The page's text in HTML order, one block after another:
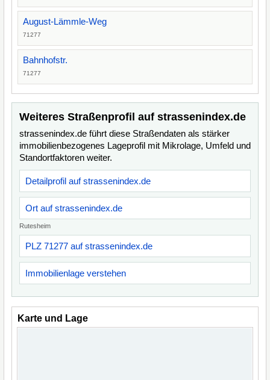
August-Lämmle-Weg
71277
Bahnhofstr.
71277
Weiteres Straßenprofil auf strassenindex.de
strassenindex.de führt diese Straßendaten als stärker
immobilienbezogenes Lageprofil mit Mikrolage, Umfeld und
Standortfaktoren weiter.
Detailprofil auf strassenindex.de
Ort auf strassenindex.de
Rutesheim
PLZ 71277 auf strassenindex.de
Immobilienlage verstehen
Karte und Lage